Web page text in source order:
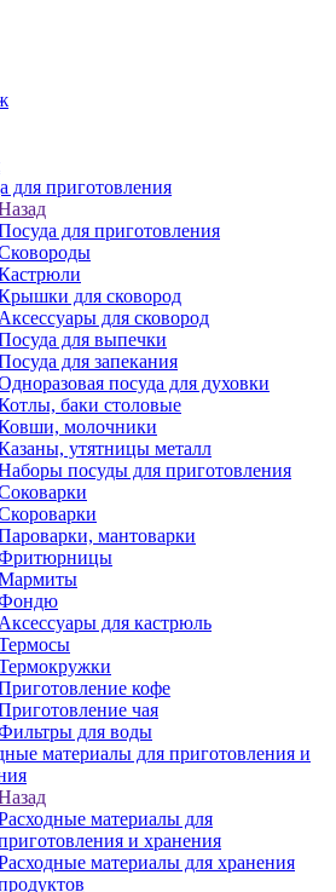
для приготовления
для приготовления
для сковород
Аксессуары для сковород
для выпечки
для запекания
посуда для духовки
баки столовые
молочники
утятницы металл
посуды для приготовления
мантоварки
Аксессуары для кастрюль
кофе
чая
для воды
материалы для приготовления и
материалы для
и хранения
материалы для хранения